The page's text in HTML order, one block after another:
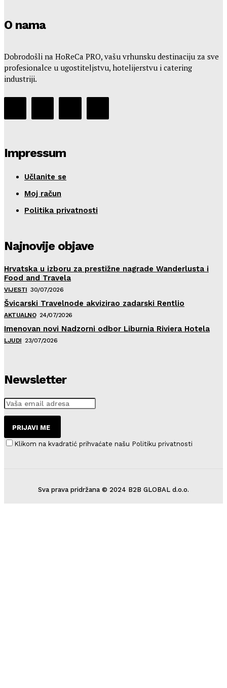
O nama
Dobrodošli na HoReCa PRO, vašu vrhunsku destinaciju za sve
profesionalce u ugostiteljstvu, hotelijerstvu i catering
industriji.
Impressum
Učlanite se
Moj račun
Politika privatnosti
Najnovije objave
Hrvatska u izboru za prestižne nagrade Wanderlusta i
Food and Travela
VIJESTI 30/07/2026
Švicarski Travelnode akvizirao zadarski Rentlio
AKTUALNO 24/07/2026
Imenovan novi Nadzorni odbor Liburnia Riviera Hotela
LJUDI 23/07/2026
Newsletter
PRIJAVI ME
Klikom na kvadratić prihvaćate našu Politiku privatnosti
Sva prava pridržana © 2024 B2B GLOBAL d.o.o.